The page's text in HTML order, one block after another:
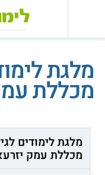
מכללת
מכללת עמק